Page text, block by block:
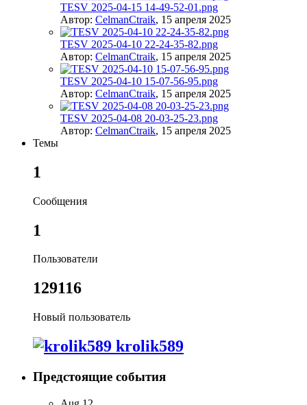
TESV 2025-04-15 14-49-52-01.png
Автор: CelmanCtraik, 15 апреля 2025
TESV 2025-04-10 22-24-35-82.png
Автор: CelmanCtraik, 15 апреля 2025
TESV 2025-04-10 15-07-56-95.png
Автор: CelmanCtraik, 15 апреля 2025
TESV 2025-04-08 20-03-25-23.png
Автор: CelmanCtraik, 15 апреля 2025
Темы
1
Сообщения
1
Пользователи
129116
Новый пользователь
krolik589
Предстоящие события